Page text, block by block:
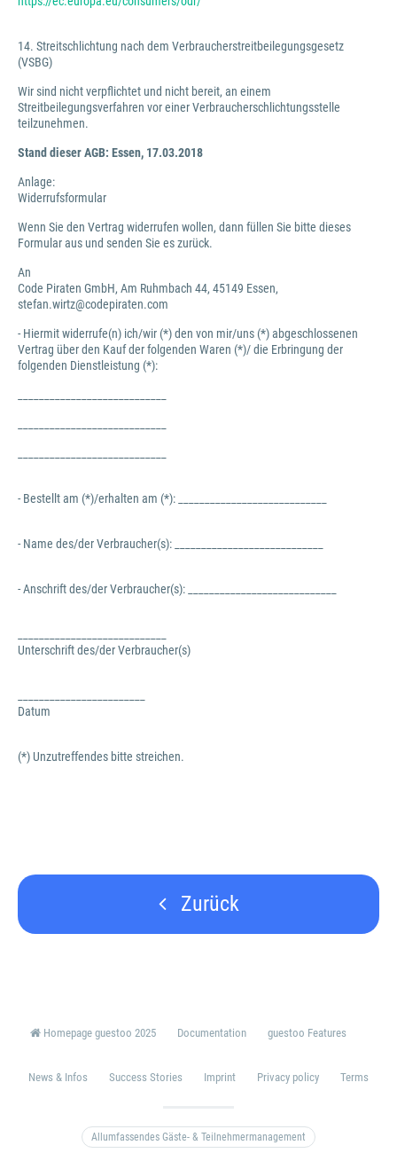
14. Streitschlichtung nach dem Verbraucherstreitbeilegungsgesetz
(VSBG)
Wir sind nicht verpflichtet und nicht bereit, an einem
Streitbeilegungsverfahren vor einer Verbraucherschlichtungsstelle
teilzunehmen.
Stand dieser AGB: Essen, 17.03.2018
Anlage:
Widerrufsformular
Wenn Sie den Vertrag widerrufen wollen, dann füllen Sie bitte dieses
Formular aus und senden Sie es zurück.
An
Code Piraten GmbH, Am Ruhmbach 44, 45149 Essen,
stefan.wirtz@codepiraten.com
- Hiermit widerrufe(n) ich/wir (*) den von mir/uns (*) abgeschlossenen
Vertrag über den Kauf der folgenden Waren (*)/ die Erbringung der
folgenden Dienstleistung (*):
- Bestellt am (*)/erhalten am (*): ____________________________
- Name des/der Verbraucher(s): ____________________________
- Anschrift des/der Verbraucher(s): ____________________________
Unterschrift des/der Verbraucher(s)
Datum
(*) Unzutreffendes bitte streichen.
Zurück
Homepage guestoo 2025 Documentation guestoo Features
News & Infos Success Stories Imprint Privacy policy Terms
Allumfassendes Gäste- & Teilnehmermanagement